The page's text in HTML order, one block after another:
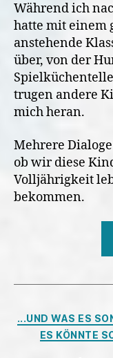
Während ich
hatte mit einem
anstehende
über, von der
trugen andere
mich heran.
Mehrere
ob wir diese
Volljährigkeit
bekommen.
...UND WAS ES
ES KÖNNTE